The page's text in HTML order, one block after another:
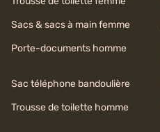
Sacs & sacs à main femme
Porte-documents homme
Sac téléphone bandoulière
Trousse de toilette homme